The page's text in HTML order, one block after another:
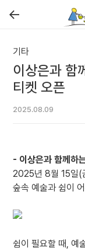
←
기타
이상은과 함
티켓 오픈
2025.08.09
- 이상은과 함께하
2025년 8월 15일(
숲속 예술과 쉼이
쉼이 필요할 때, 예